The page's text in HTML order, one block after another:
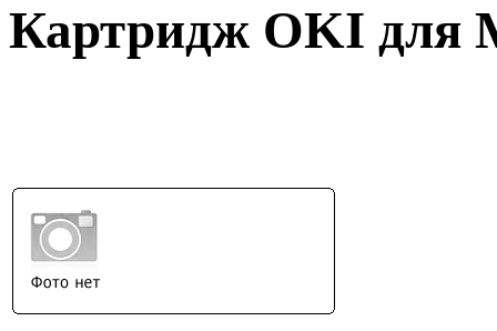
Картридж OKI для